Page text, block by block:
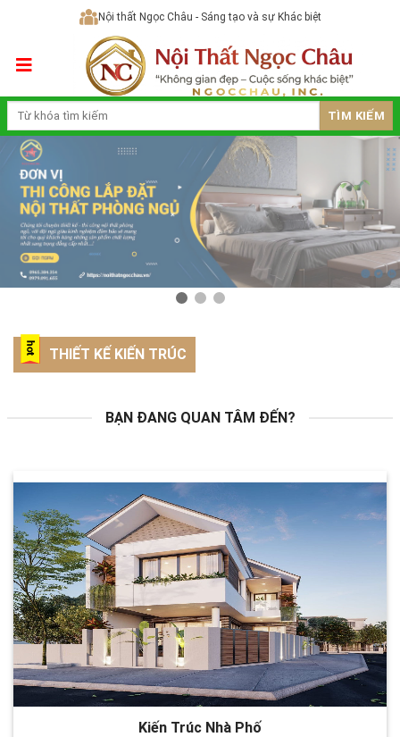
content
Nội thất Ngọc Châu - Sáng tạo và sự Khác biệt
TÌM KIẾM
THIẾT KẾ KIẾN TRÚC
BẠN ĐANG QUAN TÂM ĐẾN?
Kiến Trúc Nhà Phố